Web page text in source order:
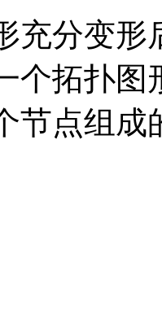
充分变形
个拓扑图
节点组成